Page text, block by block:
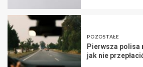
POZOSTAŁE
Pierwsza polisa
jak nie